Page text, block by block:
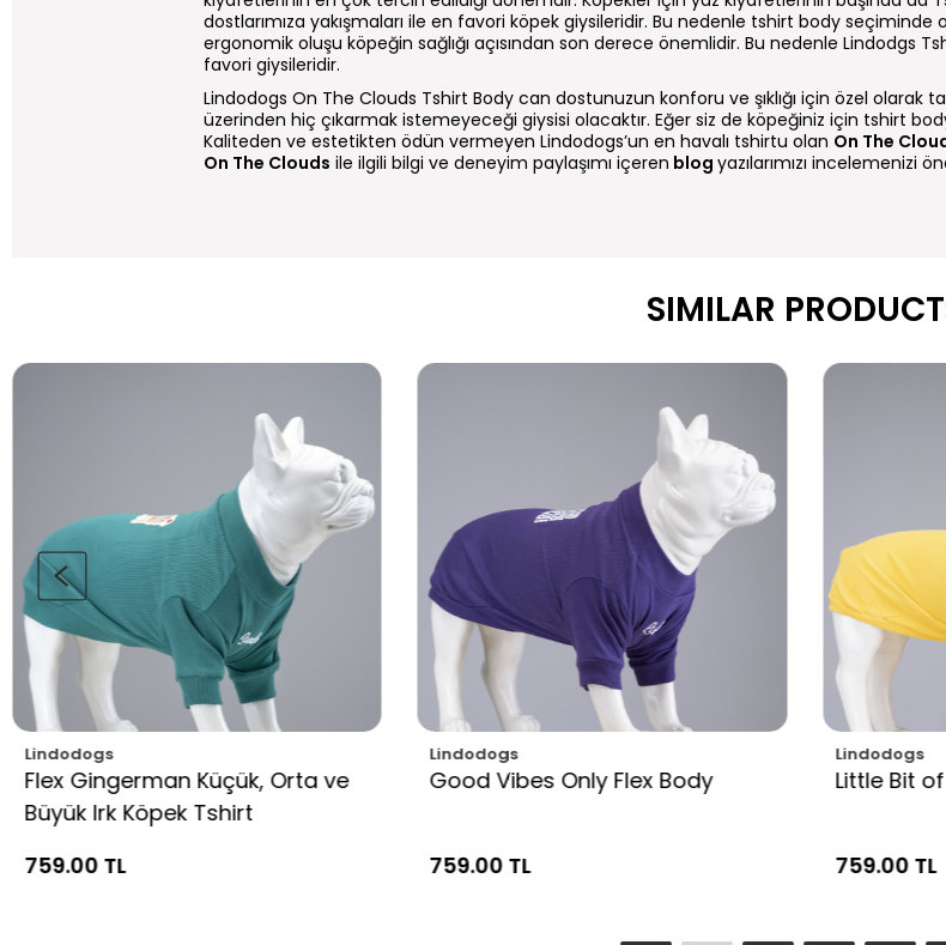
dostlarımıza yakışmaları ile en favori köpek giysileridir. Bu nedenle tshirt body
ergonomik oluşu köpeğin sağlığı açısından son derece önemlidir. Bu nedenle Lindodgs
favori giysileridir.
Lindodogs On The Clouds Tshirt Bodycan dostunuzun konforu ve şıklığı için özel olarak
üzerinden hiç çıkarmak istemeyeceği giysisi olacaktır. Eğer siz de köpeğiniz için tshirt
Kaliteden ve estetikten ödün vermeyen Lindodogs’un en havalı tshirtu olan On The
On The Clouds ile ilgili bilgi ve deneyim paylaşımı içeren blogyazılarımızı incelemenizi
SIMILAR
Lindodogs
Flex Gingerman Küçük, Orta ve
Büyük Irk Köpek Tshirt
759.00 TL
Lindodogs
Good Vibes Only Flex Body
759.00 TL
Lindodogs
Little Bit
759.00 TL